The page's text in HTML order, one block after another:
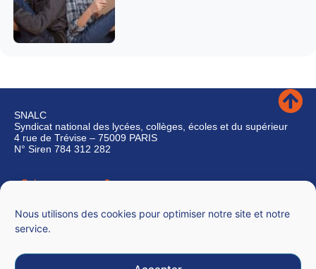
Nous utilisons des cookies pour optimiser notre site et notre
service.
SNALC
Syndicat national des lycées, collèges, écoles et du supérieur
4 rue de Trévise – 75009 PARIS
N° Siren 784 312 282
Qui sommes-nous ?